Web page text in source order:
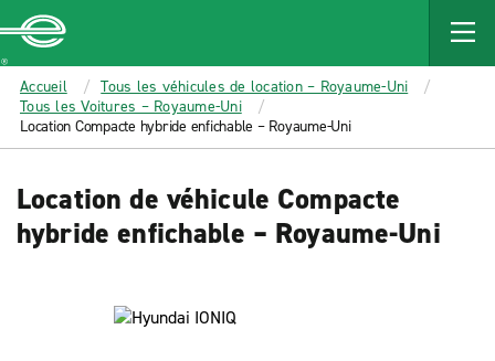
MAIN
CONTENT
Enterprise
Accueil
Tous les véhicules de location – Royaume-Uni
Tous les Voitures – Royaume-Uni
Location Compacte hybride enfichable – Royaume-Uni
Location de véhicule Compacte
hybride enfichable – Royaume-Uni